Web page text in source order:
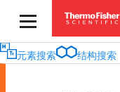
元素搜索 结构搜索